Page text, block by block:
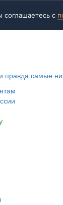
соглашаетесь с
правда самые